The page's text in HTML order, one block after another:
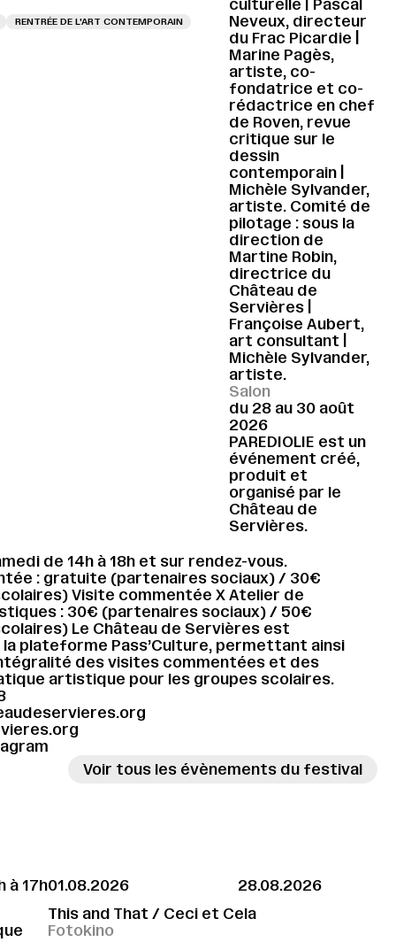
RENTRÉE DE L'ART CONTEMPORAIN
culturelle | Pascal
Neveux, directeur
du Frac Picardie |
Marine Pagès,
artiste, co-
fondatrice et co-
rédactrice en chef
de Roven, revue
critique sur le
dessin
contemporain |
Michèle Sylvander,
artiste. Comité de
pilotage : sous la
direction de
Martine Robin,
directrice du
Château de
Servières |
Françoise Aubert,
art consultant |
Michèle Sylvander,
artiste.
Salon
du 28 au 30 août
2026
PAREDIOLIE est un
événement créé,
produit et
organisé par le
Château de
Servières.
de 14h à 18h et sur rendez-vous.
: gratuite (partenaires sociaux) / 30€
Visite commentée X Atelier de
: 30€ (partenaires sociaux) / 50€
Le Château de Servières est
plateforme Pass’Culture, permettant ainsi
des visites commentées et des
artistique pour les groupes scolaires.
Voir tous les évènements du festival
à 17h01.08.2026
28.08.2026
This and That / Ceci et Cela
Fotokino